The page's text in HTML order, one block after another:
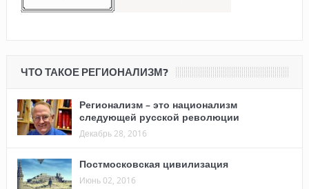
ЧТО ТАКОЕ РЕГИОНАЛИЗМ?
Регионализм – это национализм
следующей русской революции
Декабрь 28, 2016
Постмосковская цивилизация
Июнь 02, 2016